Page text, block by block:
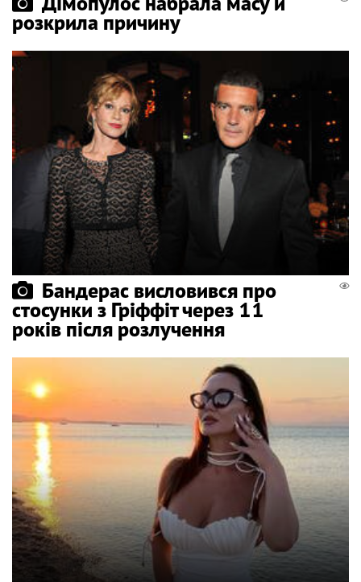
розкрила причину
Бандерас висловився про
стосунки з Гріффіт через 11
років після розлучення